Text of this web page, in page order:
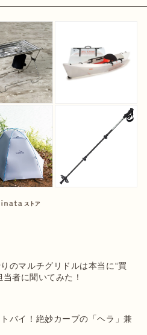
のマルチグリドルは本当に“買
者に聞いてみた！
バイ！絶妙カーブの「ヘラ」兼